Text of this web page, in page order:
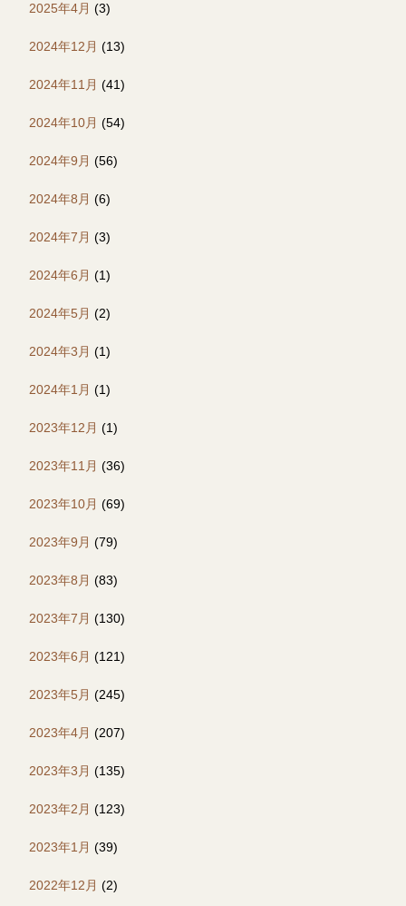
2025年4月 (3)
2024年12月 (13)
2024年11月 (41)
2024年10月 (54)
2024年9月 (56)
2024年8月 (6)
2024年7月 (3)
2024年6月 (1)
2024年5月 (2)
2024年3月 (1)
2024年1月 (1)
2023年12月 (1)
2023年11月 (36)
2023年10月 (69)
2023年9月 (79)
2023年8月 (83)
2023年7月 (130)
2023年6月 (121)
2023年5月 (245)
2023年4月 (207)
2023年3月 (135)
2023年2月 (123)
2023年1月 (39)
2022年12月 (2)